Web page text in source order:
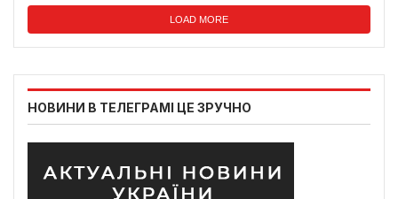
LOAD MORE
НОВИНИ В ТЕЛЕГРАМІ ЦЕ ЗРУЧНО